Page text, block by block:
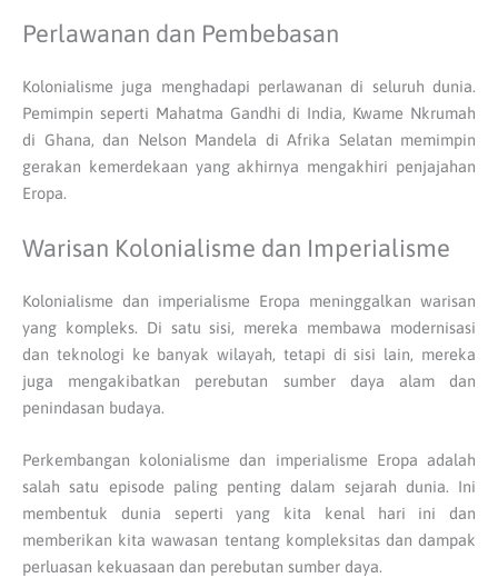
Perlawanan dan Pembebasan
Kolonialisme juga menghadapi perlawanan di seluruh dunia.
Pemimpin seperti Mahatma Gandhi di India, Kwame Nkrumah
di Ghana, dan Nelson Mandela di Afrika Selatan memimpin
gerakan kemerdekaan yang akhirnya mengakhiri penjajahan
Eropa.
Warisan Kolonialisme dan Imperialisme
Kolonialisme dan imperialisme Eropa meninggalkan warisan
yang kompleks. Di satu sisi, mereka membawa modernisasi
dan teknologi ke banyak wilayah, tetapi di sisi lain, mereka
juga mengakibatkan perebutan sumber daya alam dan
penindasan budaya.
Perkembangan kolonialisme dan imperialisme Eropa adalah
salah satu episode paling penting dalam sejarah dunia. Ini
membentuk dunia seperti yang kita kenal hari ini dan
memberikan kita wawasan tentang kompleksitas dan dampak
perluasan kekuasaan dan perebutan sumber daya.